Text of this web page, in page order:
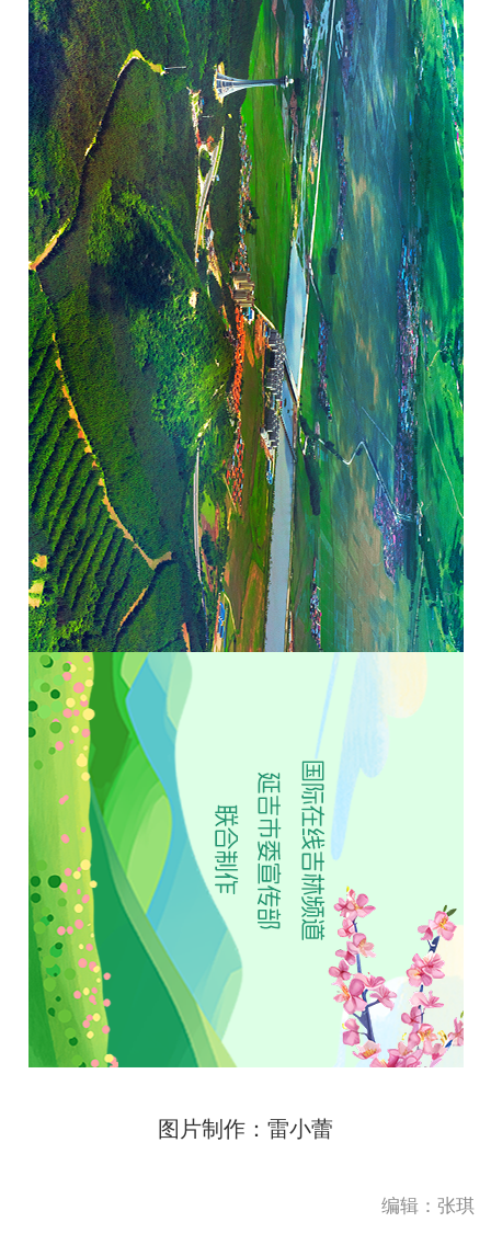
图片制作：雷小蕾
编辑：张琪